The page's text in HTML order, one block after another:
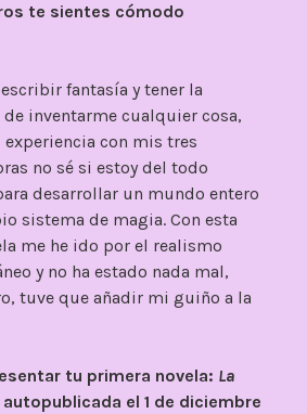
te sientes cómodo
fantasía y tener la
inventarme cualquier cosa,
con mis tres
no sé si estoy del todo
desarrollar un mundo entero
sistema de magia. Con esta
me he ido por el realismo
y no ha estado nada mal,
tuve que añadir mi guiño a la
tu primera novela: La
autopublicada el 1 de diciembre